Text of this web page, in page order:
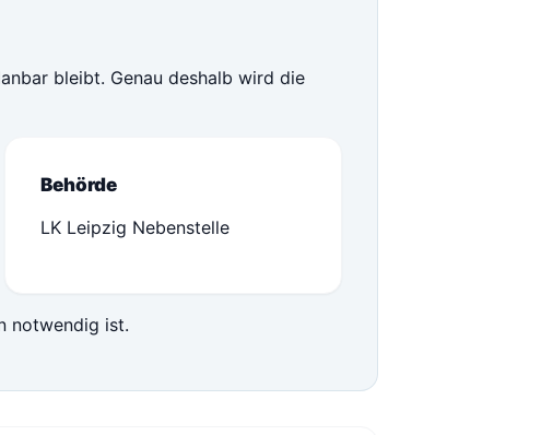
bleibt. Genau deshalb wird die
Behörde
LK Leipzig Nebenstelle
notwendig ist.